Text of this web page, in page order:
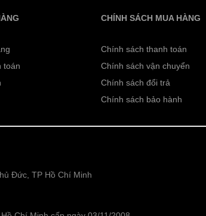
toán
CHÍNH SÁCH MUA HÀNG
Chính sách thanh toán
Chính sách vận chuyển
Chính sách đổi trả
Chính sách bảo hành
Đức, TP Hồ Chí Minh